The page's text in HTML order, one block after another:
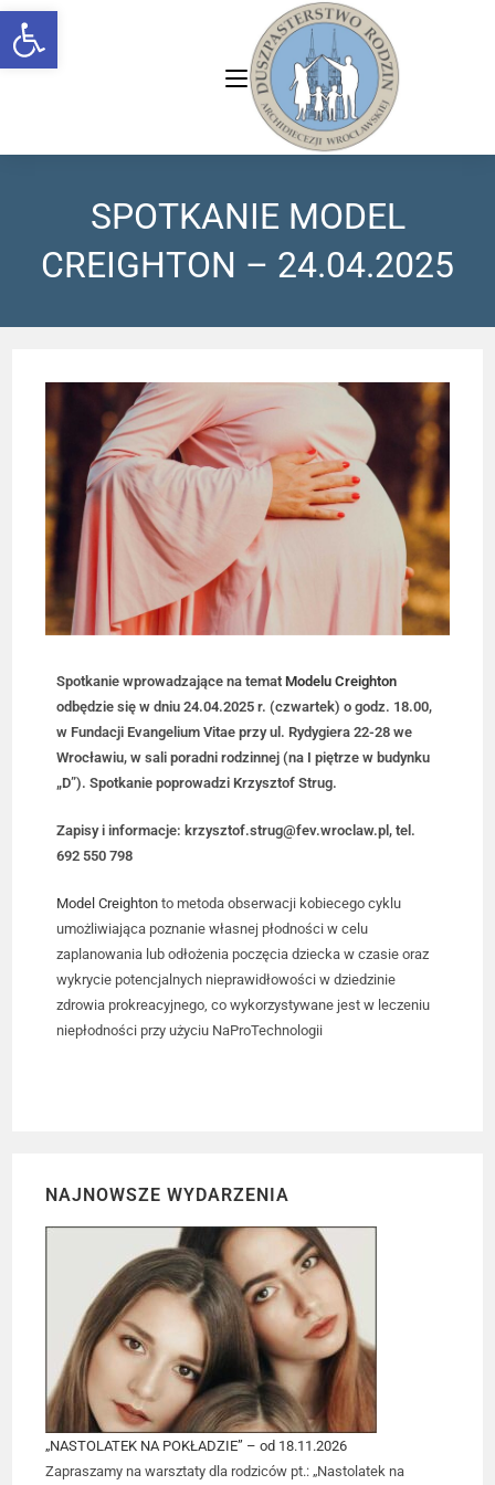
Open toolbar
SPOTKANIE MODEL
CREIGHTON – 24.04.2025
Spotkanie wprowadzające na tematModelu Creighton
odbędzie się w dniu 24.04.2025 r. (czwartek) o godz. 18.00,
w Fundacji Evangelium Vitae przy ul. Rydygiera 22-28 we
Wrocławiu, w sali poradni rodzinnej (na I piętrze w budynku
„D”). Spotkanie poprowadzi Krzysztof Strug.
Zapisy i informacje: krzysztof.strug@fev.wroclaw.pl, tel.
692 550 798
Model Creighton to metoda obserwacji kobiecego cyklu
umożliwiająca poznanie własnej płodności w celu
zaplanowania lub odłożenia poczęcia dziecka w czasie oraz
wykrycie potencjalnych nieprawidłowości w dziedzinie
zdrowia prokreacyjnego, co wykorzystywane jest w leczeniu
niepłodności przy użyciu NaProTechnologii
NAJNOWSZE WYDARZENIA
„NASTOLATEK NA POKŁADZIE” – od 18.11.2026
Zapraszamy na warsztaty dla rodziców pt.: „Nastolatek na